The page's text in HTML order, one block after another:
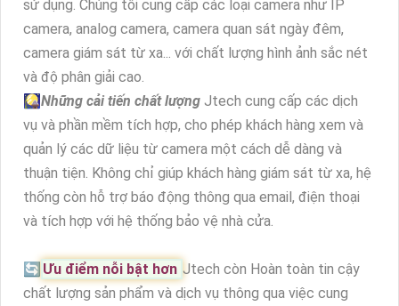
sử dụng. Chúng tôi cung cấp các loại camera như IP
camera, analog camera, camera quan sát ngày đêm,
camera giám sát từ xa... với chất lượng hình ảnh sắc nét
và độ phân giải cao.
🎑Những cải tiến chất lượng Jtech cung cấp các dịch
vụ và phần mềm tích hợp, cho phép khách hàng xem và
quản lý các dữ liệu từ camera một cách dễ dàng và
thuận tiện. Không chỉ giúp khách hàng giám sát từ xa, hệ
thống còn hỗ trợ báo động thông qua email, điện thoại
và tích hợp với hệ thống bảo vệ nhà cửa.
🔄 Ưu điểm nỗi bật hơn Jtech còn Hoàn toàn tin cậy
chất lượng sản phẩm và dịch vụ thông qua việc cung